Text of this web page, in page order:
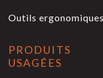
Outils
PRODUITS
USAGÉES